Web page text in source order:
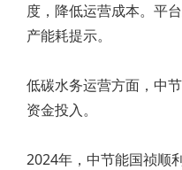
度，降低运营成本。平
产能耗提示。
低碳水务运营方面，中
资金投入。
2024年，中节能国祯顺